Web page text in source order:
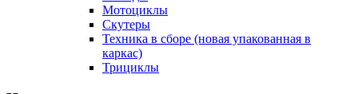
Мотоциклы
Скутеры
Техника в сборе (новая упакованная в
каркас)
Трициклы